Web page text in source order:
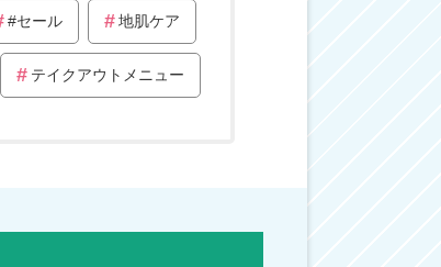
#セール 地肌ケア
テイクアウトメニュー